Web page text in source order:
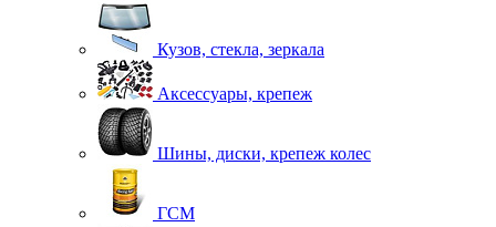
Кузов, стекла, зеркала
Аксессуары, крепеж
Шины, диски, крепеж колес
ГСМ